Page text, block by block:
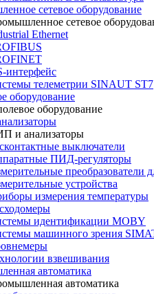
сетевое оборудование
сетевое
Ethernet
интерфейс
телеметрии SINAUT ST7
оборудование
оборудование
и анализаторы
выключатели
ПИД-регуляторы
преобразователи
устройства
измерения температуры
идентификации MOBY
машинного зрения
взвешивания
автоматика
автоматика